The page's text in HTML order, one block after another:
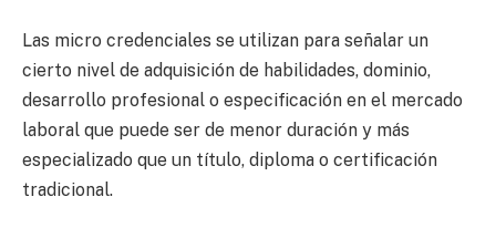
Las micro credenciales se utilizan para señalar un
cierto nivel de adquisición de habilidades, dominio,
desarrollo profesional o especificación en el mercado
laboral que puede ser de menor duración y más
especializado que un título, diploma o certificación
tradicional.